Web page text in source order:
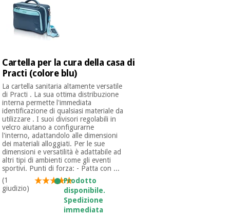
Cartella per la cura della casa di
Practi (colore blu)
La cartella sanitaria altamente versatile
di Practi . La sua ottima distribuzione
interna permette l'immediata
identificazione di qualsiasi materiale da
utilizzare . I suoi divisori regolabili in
velcro aiutano a configurarne
l'interno, adattandolo alle dimensioni
dei materiali alloggiati. Per le sue
dimensioni e versatilità è adattabile ad
altri tipi di ambienti come gli eventi
sportivi. Punti di forza: - Patta con ...
(1
giudizio)
Prodotto
disponibile.
Spedizione
immediata